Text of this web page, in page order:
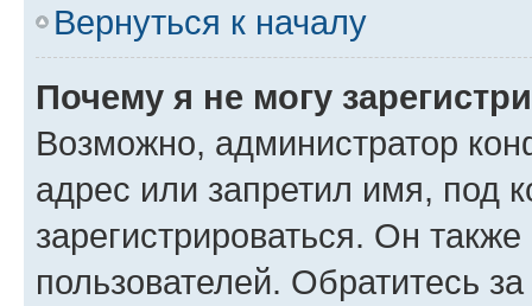
Вернуться к началу
Почему я не могу
Возможно, администратор
адрес или запретил имя, под
зарегистрироваться. Он
пользователей. Обратитесь